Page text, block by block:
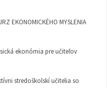
EKONOMICKÉHO MYSLENIA
ekonómia pre učiteľov
stredoškolskí učitelia so